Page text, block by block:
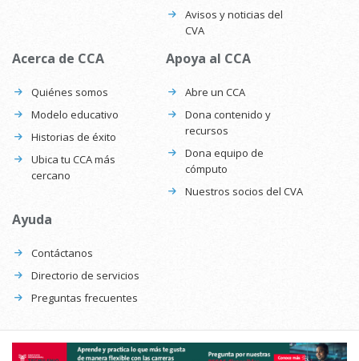
Avisos y noticias del
CVA
Acerca de CCA
Quiénes somos
Modelo educativo
Historias de éxito
Ubica tu CCA más
cercano
Apoya al CCA
Abre un CCA
Dona contenido y
recursos
Dona equipo de
cómputo
Nuestros socios del CVA
Ayuda
Contáctanos
Directorio de servicios
Preguntas frecuentes